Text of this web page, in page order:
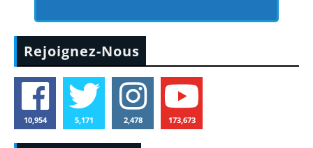
Rejoignez-Nous
10,954 5,171 2,478 173,673